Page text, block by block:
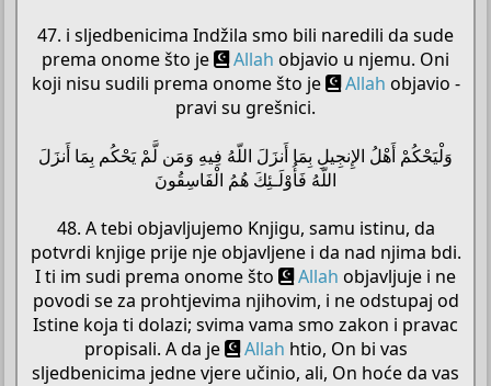
47. i sljedbenicima Indžila smo bili naredili da sude
prema onome što je
Allah objavio u njemu. Oni
koji nisu sudili prema onome što je
Allah objavio -
pravi su grešnici.
وَلْيَحْكُمْ أَهْلُ الإِنجِيلِ بِمَا أَنزَلَ اللّهُ فِيهِ وَمَن لَّمْ يَحْكُم بِمَا أَنزَلَ
اللّهُ فَأُوْلَـئِكَ هُمُ الْفَاسِقُونَ
48. A tebi objavljujemo Knjigu, samu istinu, da
potvrdi knjige prije nje objavljene i da nad njima bdi.
I ti im sudi prema onome što
Allah objavljuje i ne
povodi se za prohtjevima njihovim, i ne odstupaj od
Istine koja ti dolazi; svima vama smo zakon i pravac
propisali. A da je
Allah htio, On bi vas
sljedbenicima jedne vjere učinio, ali, On hoće da vas